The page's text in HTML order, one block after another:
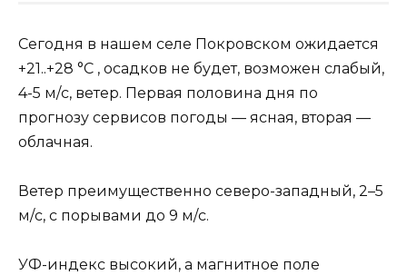
Сегодня в нашем селе Покровском ожидается
+21..+28 °C , осадков не будет, возможен слабый,
4-5 м/с, ветер. Первая половина дня по
прогнозу сервисов погоды — ясная, вторая —
облачная.
Ветер преимущественно северо-западный, 2–5
м/с, с порывами до 9 м/с.
УФ-индекс высокий, а магнитное поле